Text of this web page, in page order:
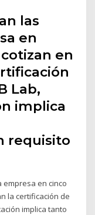
las
en
en
Lab,
implica
requisito
empresa en cinco
la certificación de
implica tanto